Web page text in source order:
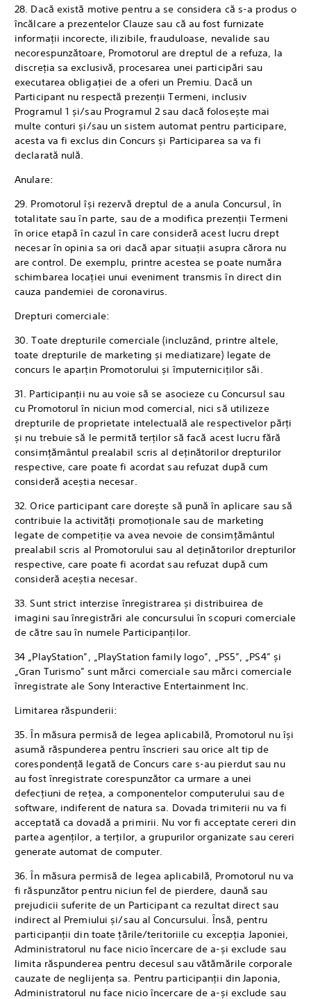
28. Dacă există motive pentru a se considera că s-a produs o
încălcare a prezentelor Clauze sau că au fost furnizate
informații incorecte, ilizibile, frauduloase, nevalide sau
necorespunzătoare, Promotorul are dreptul de a refuza, la
discreția sa exclusivă, procesarea unei participări sau
executarea obligației de a oferi un Premiu. Dacă un
Participant nu respectă prezenții Termeni, inclusiv
Programul 1 și/sau Programul 2 sau dacă folosește mai
multe conturi și/sau un sistem automat pentru participare,
acesta va fi exclus din Concurs și Participarea sa va fi
declarată nulă.
Anulare:
29. Promotorul își rezervă dreptul de a anula Concursul, în
totalitate sau în parte, sau de a modifica prezenții Termeni
în orice etapă în cazul în care consideră acest lucru drept
necesar în opinia sa ori dacă apar situații asupra cărora nu
are control. De exemplu, printre acestea se poate număra
schimbarea locației unui eveniment transmis în direct din
cauza pandemiei de coronavirus.
Drepturi comerciale:
30. Toate drepturile comerciale (incluzând, printre altele,
toate drepturile de marketing și mediatizare) legate de
concurs le aparțin Promotorului și împuterniciților săi.
31. Participanții nu au voie să se asocieze cu Concursul sau
cu Promotorul în niciun mod comercial, nici să utilizeze
drepturile de proprietate intelectuală ale respectivelor părți
și nu trebuie să le permită terților să facă acest lucru fără
consimțământul prealabil scris al deținătorilor drepturilor
respective, care poate fi acordat sau refuzat după cum
consideră aceștia necesar.
32. Orice participant care dorește să pună în aplicare sau să
contribuie la activități promoționale sau de marketing
legate de competiție va avea nevoie de consimțământul
prealabil scris al Promotorului sau al deținătorilor drepturilor
respective, care poate fi acordat sau refuzat după cum
consideră aceștia necesar.
33. Sunt strict interzise înregistrarea și distribuirea de
imagini sau înregistrări ale concursului în scopuri comerciale
de către sau în numele Participanților.
34 „PlayStation”, „PlayStation family logo”, „PS5”, „PS4” și
„Gran Turismo” sunt mărci comerciale sau mărci comerciale
înregistrate ale Sony Interactive Entertainment Inc.
Limitarea răspunderii:
35. În măsura permisă de legea aplicabilă, Promotorul nu își
asumă răspunderea pentru înscrieri sau orice alt tip de
corespondență legată de Concurs care s-au pierdut sau nu
au fost înregistrate corespunzător ca urmare a unei
defecțiuni de rețea, a componentelor computerului sau de
software, indiferent de natura sa. Dovada trimiterii nu va fi
acceptată ca dovadă a primirii. Nu vor fi acceptate cereri din
partea agenților, a terților, a grupurilor organizate sau cereri
generate automat de computer.
36. În măsura permisă de legea aplicabilă, Promotorul nu va
fi răspunzător pentru niciun fel de pierdere, daună sau
prejudicii suferite de un Participant ca rezultat direct sau
indirect al Premiului și/sau al Concursului. Însă, pentru
participanții din toate țările/teritoriile cu excepția Japoniei,
Administratorul nu face nicio încercare de a-și exclude sau
limita răspunderea pentru decesul sau vătămările corporale
cauzate de neglijența sa. Pentru participanții din Japonia,
Administratorul nu face nicio încercare de a-și exclude sau